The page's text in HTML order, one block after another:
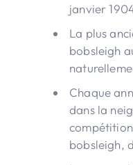
janvier
La plus
bobsleigh
Chaque
dans la
bobsleigh,